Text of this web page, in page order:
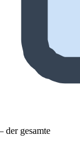
der gesamte